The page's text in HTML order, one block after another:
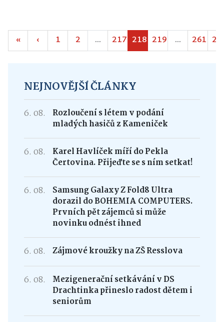
« ‹ 1 2 ... 217 218 219 ... 261
NEJNOVĚJŠÍ ČLÁNKY
6. 08.
Rozloučení s létem v podání
mladých hasičů z Kameniček
6. 08.
Karel Havlíček míří do Pekla
Čertovina. Přijeďte se s ním setkat!
6. 08.
Samsung Galaxy Z Fold8 Ultra
dorazil do BOHEMIA COMPUTERS.
Prvních pět zájemců si může
novinku odnést ihned
6. 08. Zájmové kroužky na ZŠ Resslova
6. 08.
Mezigenerační setkávání v DS
Drachtinka přineslo radost dětem i
seniorům